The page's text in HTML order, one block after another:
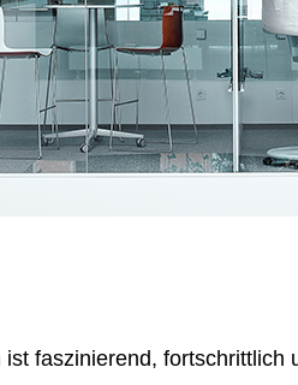
faszinierend, fortschrittlich